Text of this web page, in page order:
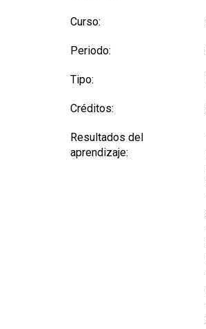
Curso:
Periodo:
Tipo:
Créditos:
Resultados del
aprendizaje: